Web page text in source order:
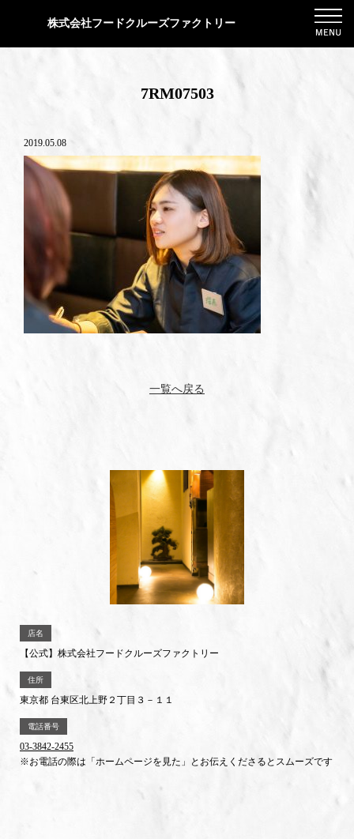
株式会社フードクルーズファクトリー
7RM07503
2019.05.08
一覧へ戻る
店名
【公式】株式会社フードクルーズファクトリー
住所
東京都 台東区北上野２丁目３－１１
電話番号
03-3842-2455
※お電話の際は「ホームページを見た」とお伝えくださるとスムーズです